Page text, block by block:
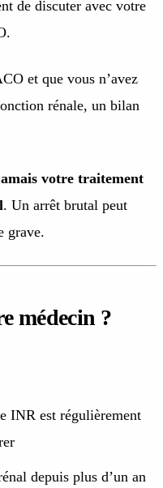
de discuter avec votre
et que vous n’avez
rénale, un bilan
votre traitement
. Un arrêt brutal peut
grave.
médecin ?
INR est régulièrement
depuis plus d’un an